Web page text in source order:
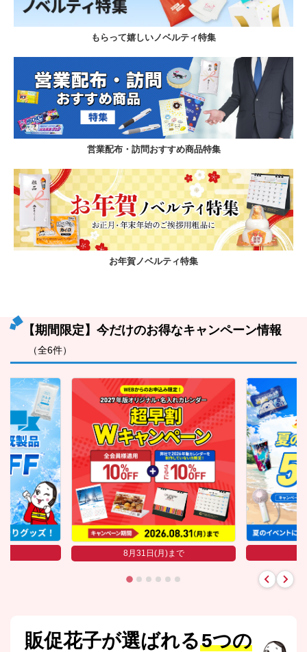
もらって嬉しいノベルティ特集
営業配布・訪問おすすめ商品特集
お年賀ノベルティ特集
【期間限定】今だけのお得なキャンペーン情報
（全6件）
8月31日(月)まで
販促花子が選ばれる5つの